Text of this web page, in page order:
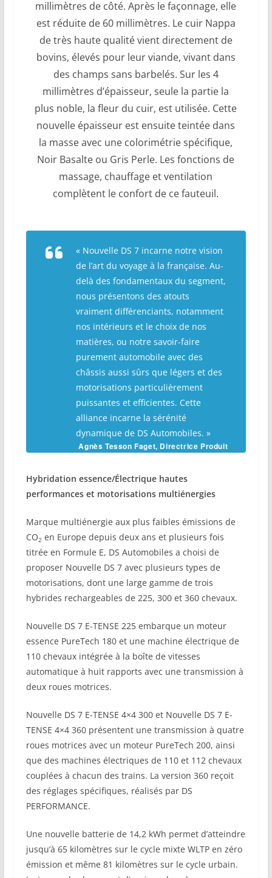
millimètres de côté. Après le façonnage, elle
est réduite de 60 millimètres. Le cuir Nappa
de très haute qualité vient directement de
bovins, élevés pour leur viande, vivant dans
des champs sans barbelés. Sur les 4
millimètres d’épaisseur, seule la partie la
plus noble, la fleur du cuir, est utilisée. Cette
nouvelle épaisseur est ensuite teintée dans
la masse avec une colorimétrie spécifique,
Noir Basalte ou Gris Perle. Les fonctions de
massage, chauffage et ventilation
complètent le confort de ce fauteuil.
« Nouvelle DS 7 incarne notre vision
de l’art du voyage à la française. Au-
delà des fondamentaux du segment,
nous présentons des atouts
vraiment différenciants, notamment
nos intérieurs et le choix de nos
matières, ou notre savoir-faire
purement automobile avec des
châssis aussi sûrs que légers et des
motorisations particulièrement
puissantes et efficientes. Cette
alliance incarne la sérénité
dynamique de DS Automobiles. »
Agnès Tesson Faget, Directrice Produit
Hybridation essence/Électrique hautes
performances et motorisations multiénergies
Marque multiénergie aux plus faibles émissions de
CO2 en Europe depuis deux ans et plusieurs fois
titrée en Formule E, DS Automobiles a choisi de
proposer Nouvelle DS 7 avec plusieurs types de
motorisations, dont une large gamme de trois
hybrides rechargeables de 225, 300 et 360 chevaux.
Nouvelle DS 7 E-TENSE 225 embarque un moteur
essence PureTech 180 et une machine électrique de
110 chevaux intégrée à la boîte de vitesses
automatique à huit rapports avec une transmission à
deux roues motrices.
Nouvelle DS 7 E-TENSE 4×4 300 et Nouvelle DS 7 E-
TENSE 4×4 360 présentent une transmission à quatre
roues motrices avec un moteur PureTech 200, ainsi
que des machines électriques de 110 et 112 chevaux
couplées à chacun des trains. La version 360 reçoit
des réglages spécifiques, réalisés par DS
PERFORMANCE.
Une nouvelle batterie de 14,2 kWh permet d’atteindre
jusqu’à 65 kilomètres sur le cycle mixte WLTP en zéro
émission et même 81 kilomètres sur le cycle urbain.